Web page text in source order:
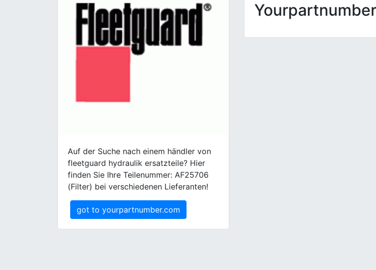
Auf der Suche nach einem händler von
fleetguard hydraulik ersatzteile? Hier
finden Sie Ihre Teilenummer: AF25706
(Filter) bei verschiedenen Lieferanten!
got to yourpartnumber.com
Yourpartnumber